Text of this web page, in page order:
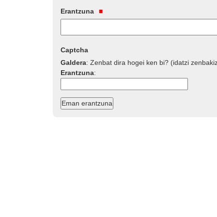
Erantzuna
Captcha
Galdera:Zenbat dira hogei ken bi? (idatzi
Erantzuna: